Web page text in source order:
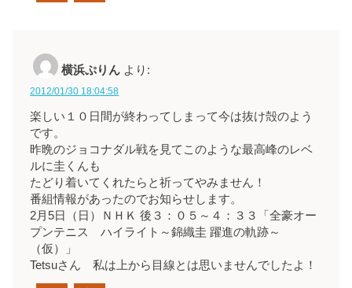
横浜ぷりん より:
2012/01/30 18:04:58
楽しい１０日間が終わってしまって今は抜け殻のよう
です。
昨晩のジョコナダル戦を見てこのような最高峰のレベ
ルに圭くんも
たどり着いてくれたらと祈ってやみません！
番組情報があったのでお知らせします。
2月5日（日）ＮＨＫ 後３：０５～４：３３「全豪オー
プンテニス ハイライト～錦織圭 躍進の軌跡～
（仮）」
Tetsuさん 私は上から目線とは思いませんでしたよ！